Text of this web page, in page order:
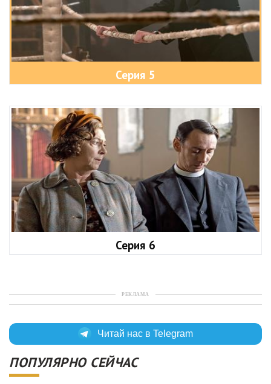
Серия 5
Серия 6
РЕКЛАМА
Читай нас в Telegram
ПОПУЛЯРНО СЕЙЧАС